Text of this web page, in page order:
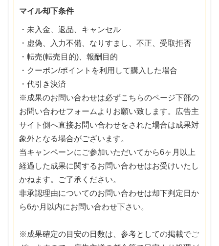
マイル却下条件
・未入金、返品、キャンセル
・虚偽、入力不備、なりすまし、不正、受取拒否
・転売(転売目的)、報酬目的
・クーポン/ポイントを利用して購入した場合
・代引き決済
※成果のお問い合わせは必ずこちらのページ下部の
お問い合わせフォームよりお願い致します。広告主
サイト側へ直接お問い合わせをされた場合は成果対
象外となる場合がございます。
当キャンペーンにご参加いただいてから6ヶ月以上
経過した成果に関するお問い合わせはお受けいたし
かねます。ご了承ください。
非承認理由についてのお問い合わせは却下判定日か
ら6か月以内にお問い合わせ下さい。
※成果確定の目安の日数は、参考としての掲載でご